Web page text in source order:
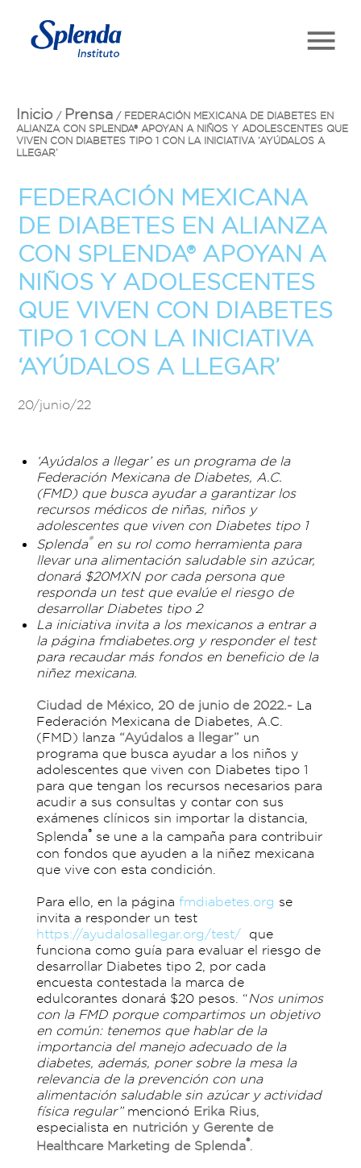
Inicio / Prensa / FEDERACIÓN MEXICANA DE DIABETES EN
ALIANZA CON SPLENDA® APOYAN A NIÑOS Y ADOLESCENTES QUE
VIVEN CON DIABETES TIPO 1 CON LA INICIATIVA ‘AYÚDALOS A
LLEGAR’
FEDERACIÓN MEXICANA
DE DIABETES EN ALIANZA
CON SPLENDA® APOYAN A
NIÑOS Y ADOLESCENTES
QUE VIVEN CON DIABETES
TIPO 1 CON LA INICIATIVA
‘AYÚDALOS A LLEGAR’
20/junio/22
‘Ayúdalos a llegar’ es un programa de la
Federación Mexicana de Diabetes, A.C.
(FMD) que busca ayudar a garantizar los
recursos médicos de niñas, niños y
adolescentes que viven con Diabetes tipo 1
Splenda®en su rol como herramienta para
llevar una alimentación saludable sin azúcar,
donará $20MXN por cada persona que
responda un test que evalúe el riesgo de
desarrollar Diabetes tipo 2
La iniciativa invita a los mexicanos a entrar a
la página fmdiabetes.org y responder el test
para recaudar más fondos en beneficio de la
niñez mexicana.
Ciudad de México, 20 de junio de 2022.- La
Federación Mexicana de Diabetes, A.C.
(FMD) lanza “Ayúdalos a llegar” un
programa que busca ayudar a los niños y
adolescentes que viven con Diabetes tipo 1
para que tengan los recursos necesarios para
acudir a sus consultas y contar con sus
exámenes clínicos sin importar la distancia,
Splenda®se une a la campaña para contribuir
con fondos que ayuden a la niñez mexicana
que vive con esta condición.
Para ello, en la página fmdiabetes.org se
invita a responder un test
https://ayudalosallegar.org/test/que
funciona como guía para evaluar el riesgo de
desarrollar Diabetes tipo 2, por cada
encuesta contestada la marca de
edulcorantes donará $20 pesos. “Nos unimos
con la FMD porque compartimos un objetivo
en común: tenemos que hablar de la
importancia del manejo adecuado de la
diabetes, además, poner sobre la mesa la
relevancia de la prevención con una
alimentación saludable sin azúcar y actividad
física regular”mencionó Erika Rius,
especialista en nutrición y Gerente de
Healthcare Marketing de Splenda®.